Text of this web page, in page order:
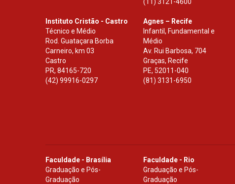
Instituto Cristão - Castro
Técnico e Médio
Rod. Guataçara Borba
Carneiro, km 03
Castro
PR, 84165-720
(42) 99916-0297
Agnes – Recife
Infantil, Fundamental e
Médio
Av. Rui Barbosa, 704
Graças, Recife
PE, 52011-040
(81) 3131-6950
Faculdade - Brasília
Graduação e Pós-
Graduação
Faculdade - Rio
Graduação e Pós-
Graduação